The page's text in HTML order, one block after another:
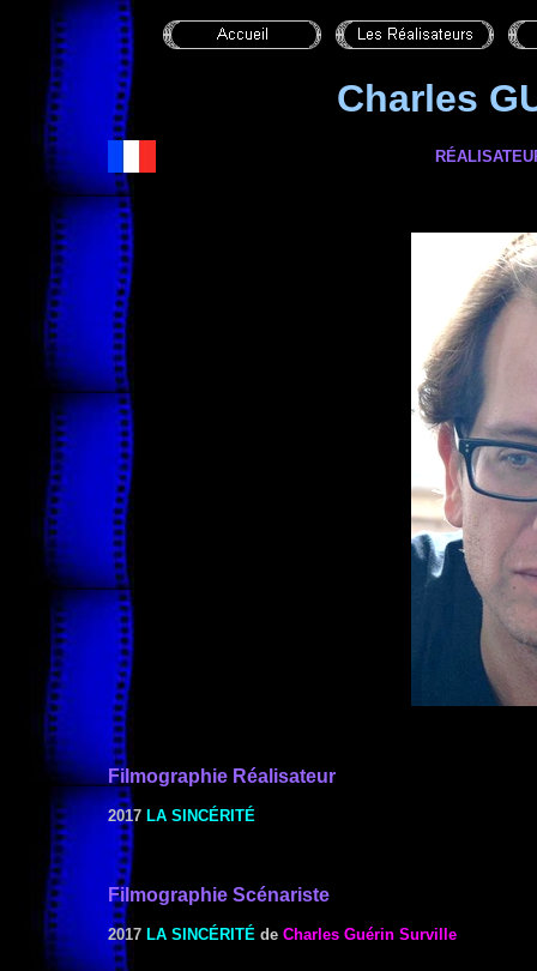
Charles
Filmographie Réalisateur
2017 LA SINCÉRITÉ
Filmographie Scénariste
2017 LA SINCÉRITÉ de Charles Guérin Surville